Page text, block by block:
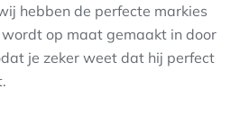
hebben de perfecte markies
wordt op maat gemaakt in door
je zeker weet dat hij perfect